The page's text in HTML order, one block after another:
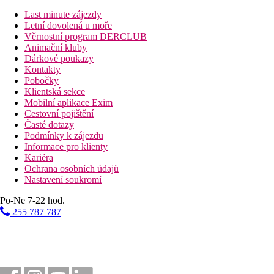
Dvoulůžkový pokoj, Superior, Výhled směrem k moři:
Dvoulůžkový pokoj, Výhled na bazén, Sdílený bazén:
Junior suite, Výhled směrem k moři:
Royal Suite:2 oddělené ložnice, 56 m2.
Rodinný pokoj:
Popis hotelu
vstupní hala s recepcí
hlavní restaurace
taverna
řecká, italská, středomořská restaurace a burgerárna
5 barů
snack bar u bazénu
kavárna a zmrzlinárna
směnárna
minimarket
klenotnictví
obchod se suvenýry
kadeřnictví
konferenční místnost
13 bazénů se slanou vodou (lehátka a slunečníky
Last minute zájezdy
Letní dovolená u moře
Věrnostní program DERCLUB
Animační kluby
Dárkové poukazy
Kontakty
Pobočky
Klientská sekce
Mobilní aplikace Exim
Cestovní pojištění
Časté dotazy
Podmínky k zájezdu
Informace pro klienty
Kariéra
Ochrana osobních údajů
Nastavení soukromí
Po-Ne 7-22 hod.
255 787 787